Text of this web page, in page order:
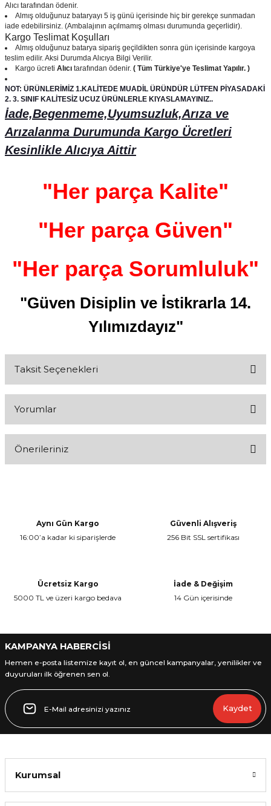
Alıcı tarafından ödenir.
Almış olduğunuz bataryayı 5 iş günü içerisinde hiç bir gerekçe sunmadan
iade edebilirsiniz. (Ambalajının açılmamış olması durumunda geçerlidir).
Kargo Teslimat Koşulları
Almış olduğunuz batarya sipariş geçildikten sonra gün içerisinde kargoya
teslim edilir. Aksi Durumda Alıcıya Bilgi Verilir.
Kargo ücreti Alıcı tarafından ödenir. ( Tüm Türkiye'ye Teslimat Yapılır. )
NOT: ÜRÜNLERİMİZ 1.KALİTEDE MUADİL ÜRÜNDÜR LÜTFEN PİYASADAKİ
2. 3. SINIF KALİTESİZ UCUZ ÜRÜNLERLE KIYASLAMAYINIZ..
İade,Begenmeme,Uyumsuzluk,Arıza ve
Arızalanma Durumunda Kargo Ücretleri
Kesinlikle Alıcıya Aittir
"Her parça Kalite"
"Her parça Güven"
"Her parça Sorumluluk"
"Güven Disiplin ve İstikrarla 14.
Yılımızdayız"
Taksit Seçenekleri
Yorumlar
Önerileriniz
Ürün resmi kalitesiz, bozuk veya görüntülenemiyor.
Gönder
Aynı Gün Kargo
16:00’a kadar ki siparişlerde
Güvenli Alışveriş
256 Bit SSL sertifikası
Ücretsiz Kargo
5000 TL ve üzeri kargo bedava
İade & Değişim
14 Gün içerisinde
KAMPANYA HABERCİSİ
Hemen e-posta listemize kayıt ol, en güncel kampanyalar, yenilikler ve
duyuruları ilk öğrenen sen ol.
Kaydet
Kurumsal